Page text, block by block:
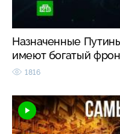
Назначенные
имеют богатый
1816